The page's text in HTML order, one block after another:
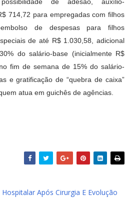
714,72 para empregadas com filhos
de despesas para filhos
de até R$ 1.030,58, adicional
do salário-base (inicialmente R$
fim de semana de 15% do salário-
e gratificação de “quebra de caixa”
atua em guichês de agências.
Após Cirurgia E Evolução